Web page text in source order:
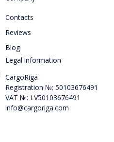
Contacts
Reviews
Blog
Legal information
CargoRiga
Registration №: 50103676491
VAT №: LV50103676491
info@cargoriga.com